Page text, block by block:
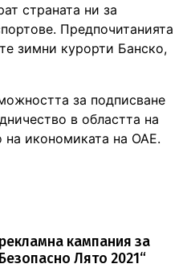
страната ни за
Предпочитанията
зимни курорти Банско,
за подписване
в областта на
икономиката на ОАЕ.
кампания за
Лято 2021“